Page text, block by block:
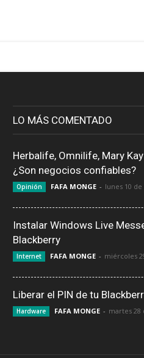
LO MÁS COMENTADO
Herbalife, Omnilife, Mary
¿Son negocios confiables?
Opinión FAFA MONGE - lunes 10
Instalar Windows Live
Blackberry
Internet FAFA MONGE - miércoles
Liberar el PIN de tu
Hardware FAFA MONGE - martes 28